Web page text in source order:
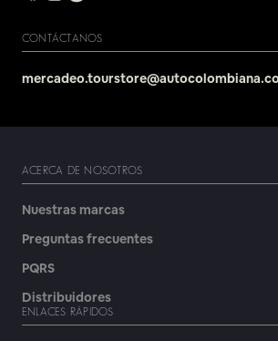
CONTÁCTANOS
ACERCA DE NOSOTROS
Nuestras marcas
Preguntas frecuentes
PQRS
Distribuidores
ENLACES RÁPIDOS